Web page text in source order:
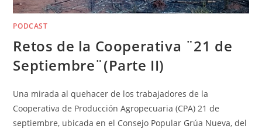
PODCAST
Retos de la Cooperativa ¨21 de
Septiembre¨(Parte II)
Una mirada al quehacer de los trabajadores de la
Cooperativa de Producción Agropecuaria (CPA) 21 de
septiembre, ubicada en el Consejo Popular Grúa Nueva, del